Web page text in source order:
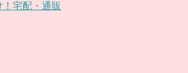
宅配・通販